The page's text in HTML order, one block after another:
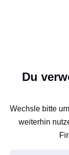
Du
Wechsle bitte
weiterhin